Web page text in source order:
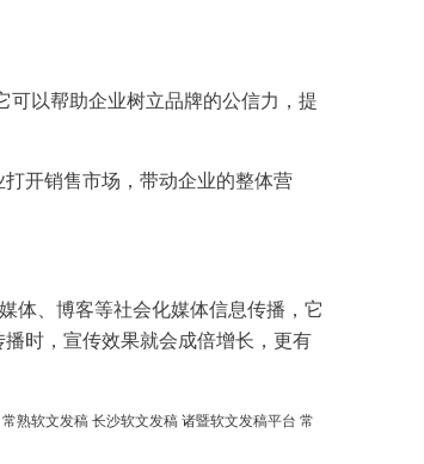
可以帮助企业树立品牌的公信力， 提
打开销售市场，带动企业的整体营
媒体 、博客等社会化媒体信息传播，它
时，宣传效果就会成倍增长，更有
常熟软文发稿 长沙软文发稿 诸暨软文发稿平台 常